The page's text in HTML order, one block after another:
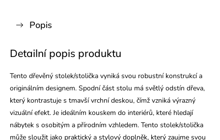
Popis
Detailní popis produktu
Tento dřevěný stolek/stolička vyniká svou robustní konstrukcí a
originálním designem. Spodní část stolu má světlý odstín dřeva,
který kontrastuje s tmavší vrchní deskou, čímž vzniká výrazný
vizuální efekt. Je ideálním kouskem do interiérů, které hledají
nábytek s osobitým a přírodním vzhledem. Tento stolek/stolička
může sloužit jako praktický a stylový doplněk, který zaujme svou